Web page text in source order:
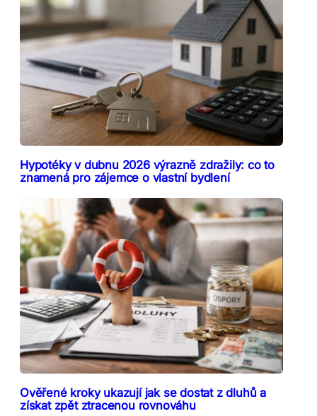
Hypotéky v dubnu 2026 výrazně zdražily: co to
znamená pro zájemce o vlastní bydlení
Ověřené kroky ukazují jak se dostat z dluhů a
získat zpět ztracenou rovnováhu